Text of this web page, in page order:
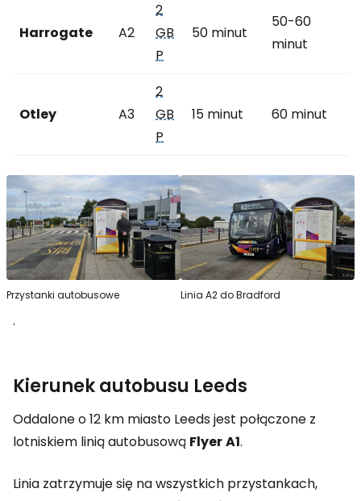
Harrogate A2
2
GB
P
50 minut
50-60
minut
Otley A3
2
GB
P
15 minut 60 minut
Przystanki autobusowe Linia A2 do Bradford
.
Kierunek autobusu Leeds
Oddalone o 12 km miasto Leeds jest połączone z
lotniskiem linią autobusową FlyerA1.
Linia zatrzymuje się na wszystkich przystankach,